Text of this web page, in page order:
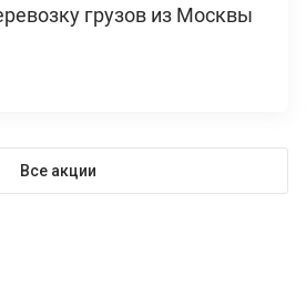
грузов из Москвы
Все акции